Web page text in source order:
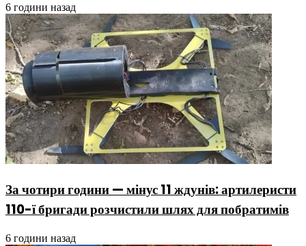
6 години назад
За чотири години — мінус 11 ждунів: артилеристи
110-ї бригади розчистили шлях для побратимів
6 години назад